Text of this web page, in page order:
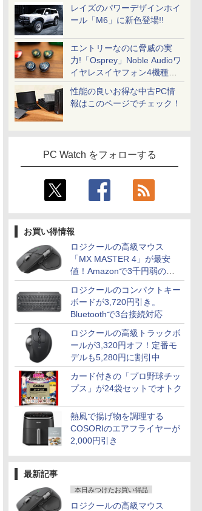
レイズのパワーデザインホイ
ール「M6」に新色登場!!
エントリーなのに脅威の実
力!「Osprey」Noble Audioワ
イヤレスイヤフォン4機種を
一気に聴く
性能の良いお得な中古PC情
報はこのページでチェック！
PC Watch をフォローする
お買い得情報
ロジクールの高級マウス
「MX MASTER 4」が最安
値！Amazonで3千円弱の割
引
ロジクールのコンパクトキー
ボードが3,720円引き。
Bluetoothで3台接続対応
ロジクールの高級トラックボ
ールが3,320円オフ！定番モ
デルも5,280円に割引中
カード付きの「プロ野球チッ
プス」が24袋セットでオトク
熱風で揚げ物を調理する
COSORIのエアフライヤーが
2,000円引き
最新記事
本日みつけたお買い得品
ロジクールの高級マウス